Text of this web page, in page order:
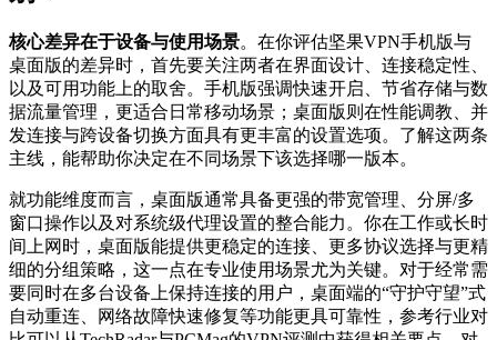
核心差异在于设备与使用场景。在你评估坚果VPN手机版与
桌面版的差异时，首先要关注两者在界面设计、连接稳定性、
以及可用功能上的取舍。手机版强调快速开启、节省存储与数
据流量管理，更适合日常移动场景；桌面版则在性能调教、并
发连接与跨设备切换方面具有更丰富的设置选项。了解这两条
主线，能帮助你决定在不同场景下该选择哪一版本。
就功能维度而言，桌面版通常具备更强的带宽管理、分屏/多
窗口操作以及对系统级代理设置的整合能力。你在工作或长时
间上网时，桌面版能提供更稳定的连接、更多协议选择与更精
细的分组策略，这一点在专业使用场景尤为关键。对于经常需
要同时在多台设备上保持连接的用户，桌面端的“守护守望”式
自动重连、网络故障快速修复等功能更具可靠性，参考行业对